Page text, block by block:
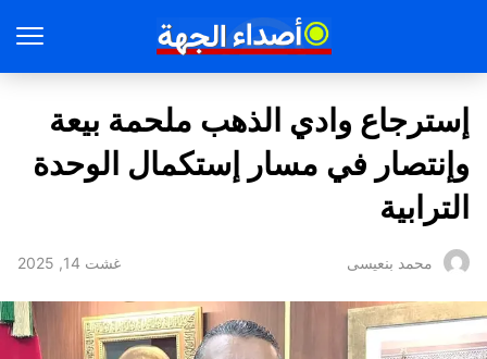
إسترجاع وادي الذهب ملحمة بيعة
وإنتصار في مسار إستكمال الوحدة
الترابية
محمد بنعيسى غشت 14, 2025